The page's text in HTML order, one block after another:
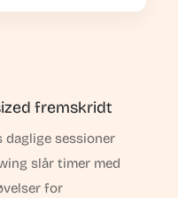
fremskridt
daglige sessioner
slår timer med
for